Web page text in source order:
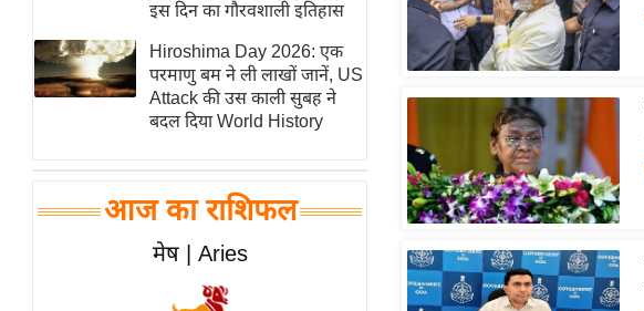
यंग इंडिया
साहित्य जगत
ऑटो वर्ल्ड
न्यूज ब्रीफ
बॉलीवुड
हॉलीवुड
फिल्म समीक्षा
इस दिन का गौरवशाली इतिहास
Hiroshima Day 2026: एक
परमाणु बम ने ली लाखों जानें, US
Attack की उस काली सुबह ने
बदल दिया World History
आज का राशिफल
मेष | Aries